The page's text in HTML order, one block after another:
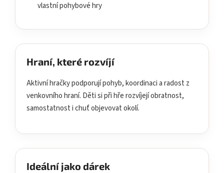
vlastní pohybové hry
Hraní, které rozvíjí
Aktivní hračky podporují pohyb, koordinaci a radost z
venkovního hraní. Děti si při hře rozvíjejí obratnost,
samostatnost i chuť objevovat okolí.
Ideální jako dárek